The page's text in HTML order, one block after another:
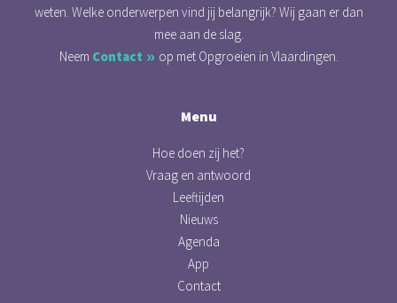
weten. Welke onderwerpen vind jij belangrijk? Wij gaan er dan
mee aan de slag.
Neem Contact op met Opgroeien in Vlaardingen.
Menu
Hoe doen zij het?
Vraag en antwoord
Leeftijden
Nieuws
Agenda
App
Contact